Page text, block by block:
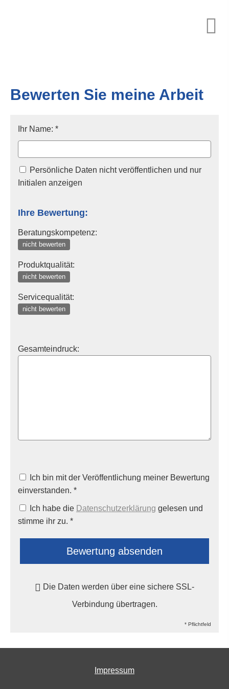
Bewerten Sie meine Arbeit
Ihr Name: *
Persönliche Daten nicht veröffentlichen und nur
Initialen anzeigen
Ihre Bewertung:
Beratungskompetenz:
nicht bewerten
Produktqualität:
nicht bewerten
Servicequalität:
nicht bewerten
Gesamteindruck:
Ich bin mit der Veröffentlichung meiner Bewertung
einverstanden. *
Ich habe die Datenschutzerklärung gelesen und
stimme ihr zu. *
Bewertung absenden
Die Daten werden über eine sichere SSL-
Verbindung übertragen.
* Pflichtfeld
Impressum